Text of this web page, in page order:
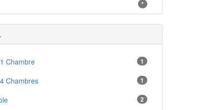
*
Chambre 1
Chambres 1
2